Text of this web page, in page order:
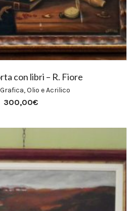
con libri – R. Fiore
,Olio e Acrilico
300,00€